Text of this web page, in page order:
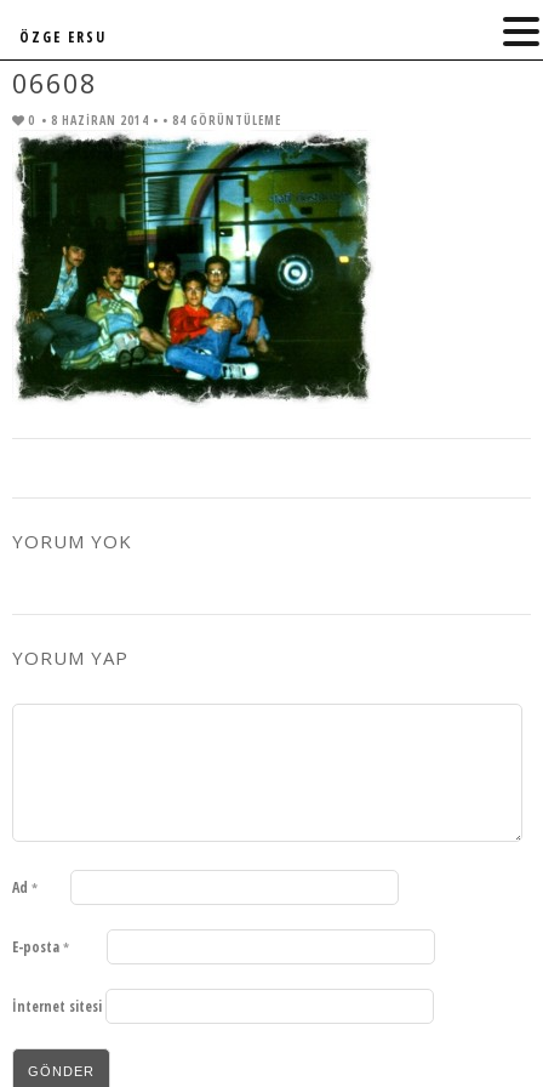
06608
0 • 8 HAZIRAN 2014 • • 84 GÖRÜNTÜLEME
YORUM YOK
YORUM YAP
Ad *
E-posta *
İnternet sitesi
ÖZGE ERSU